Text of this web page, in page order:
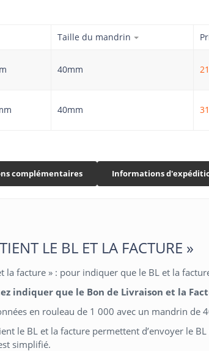
Taille du mandrin
40mm
40mm
complémentaires Informations
LE BL ET LA FACTURE »
la facture » : pour indiquer que le BL et la
indiquer que le Bon de Livraison et la
en rouleau de 1 000 avec un mandrin de
le BL et la facture permettent d’envoyer le
simplifié.